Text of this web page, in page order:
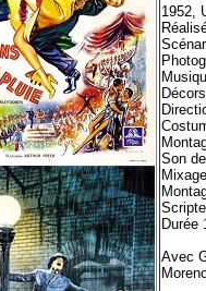
1952,
Son
Durée
Avec